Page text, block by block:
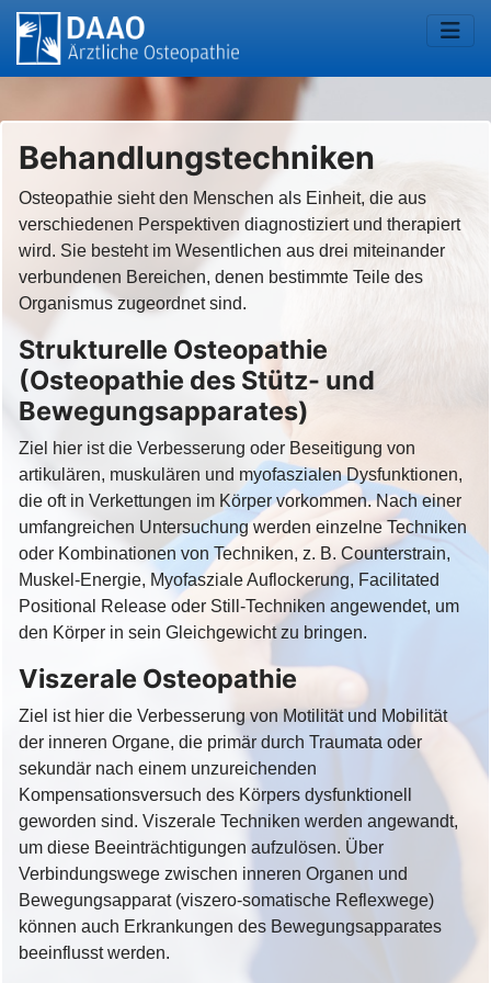
Behandlungstechniken
Osteopathie sieht den Menschen als Einheit, die aus
verschiedenen Perspektiven diagnostiziert und therapiert
wird. Sie besteht im Wesentlichen aus drei miteinander
verbundenen Bereichen, denen bestimmte Teile des
Organismus zugeordnet sind.
Strukturelle Osteopathie
(Osteopathie des Stütz- und
Bewegungsapparates)
Ziel hier ist die Verbesserung oder Beseitigung von
artikulären, muskulären und myofaszialen Dysfunktionen,
die oft in Verkettungen im Körper vorkommen. Nach einer
umfangreichen Untersuchung werden einzelne Techniken
oder Kombinationen von Techniken, z. B. Counterstrain,
Muskel-Energie, Myofasziale Auflockerung, Facilitated
Positional Release oder Still-Techniken angewendet, um
den Körper in sein Gleichgewicht zu bringen.
Viszerale Osteopathie
Ziel ist hier die Verbesserung von Motilität und Mobilität
der inneren Organe, die primär durch Traumata oder
sekundär nach einem unzureichenden
Kompensationsversuch des Körpers dysfunktionell
geworden sind. Viszerale Techniken werden angewandt,
um diese Beeinträchtigungen aufzulösen. Über
Verbindungswege zwischen inneren Organen und
Bewegungsapparat (viszero-somatische Reflexwege)
können auch Erkrankungen des Bewegungsapparates
beeinflusst werden.